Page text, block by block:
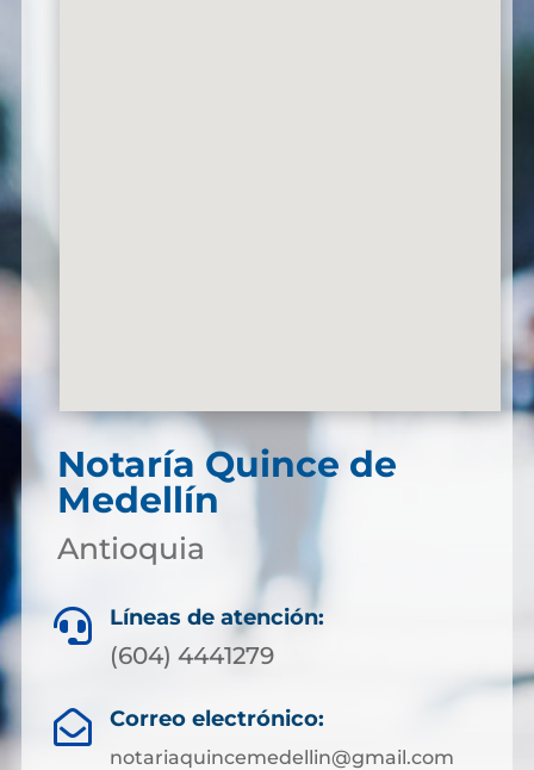
Notaría Quince de
Medellín
Antioquia
 Líneas de atención:
(604) 4441279
 Correo electrónico:
notariaquincemedellin@gmail.com